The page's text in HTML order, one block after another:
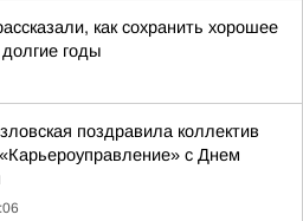
как сохранить хорошее
годы
поздравила коллектив
с Днем